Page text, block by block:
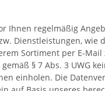
Ihnen regelmäßig
Dienstleistungen, wie
Sortiment per E-Mail
§ 7 Abs. 3 UWG
einholen. Die